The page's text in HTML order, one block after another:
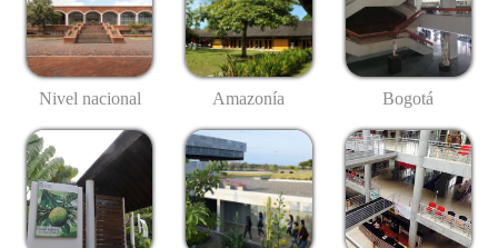
Nivel nacional Amazonía Bogotá